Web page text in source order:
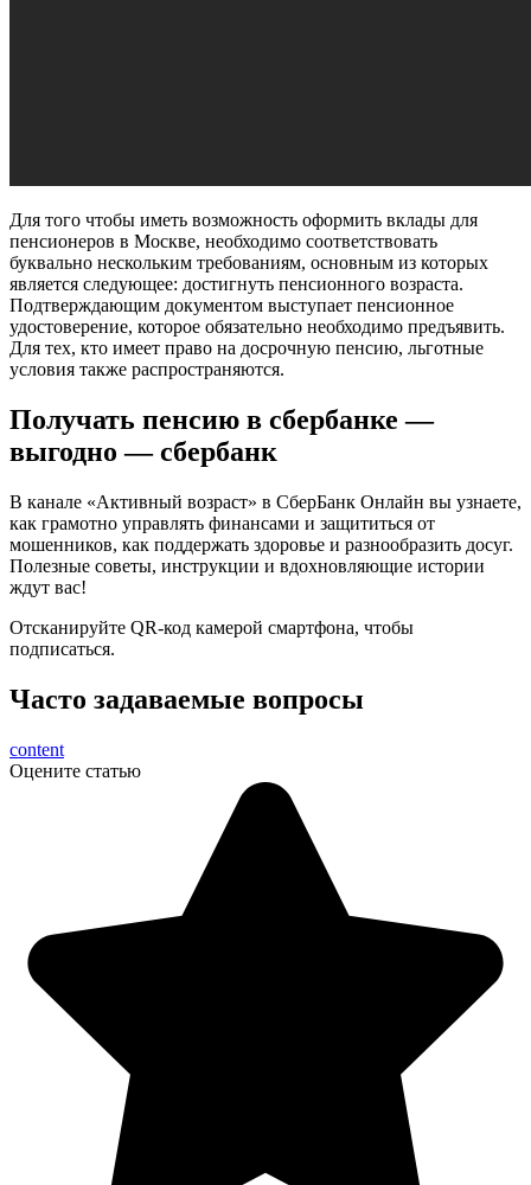
Для того чтобы иметь возможность оформить вклады для
пенсионеров в Москве, необходимо соответствовать
буквально нескольким требованиям, основным из которых
является следующее: достигнуть пенсионного возраста.
Подтверждающим документом выступает пенсионное
удостоверение, которое обязательно необходимо предъявить.
Для тех, кто имеет право на досрочную пенсию, льготные
условия также распространяются.
Получать пенсию в сбербанке —
выгодно — сбербанк
В канале «Активный возраст» в СберБанк Онлайн вы узнаете,
как грамотно управлять финансами и защититься от
мошенников, как поддержать здоровье и разнообразить досуг.
Полезные советы, инструкции и вдохновляющие истории
ждут вас!
Отсканируйте QR-код камерой смартфона, чтобы
подписаться.
Часто задаваемые вопросы
content
Оцените статью